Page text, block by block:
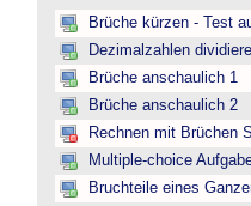
Brüche kürzen - Test
Dezimalzahlen
Brüche anschaulich 1
Brüche anschaulich 2
Rechnen mit Brüchen
Multiple-choice
Bruchteile eines